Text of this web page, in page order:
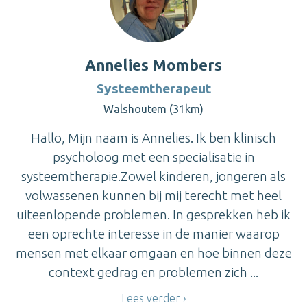
Annelies Mombers
Systeemtherapeut
Walshoutem (31km)
Hallo, Mijn naam is Annelies. Ik ben klinisch
psycholoog met een specialisatie in
systeemtherapie.Zowel kinderen, jongeren als
volwassenen kunnen bij mij terecht met heel
uiteenlopende problemen. In gesprekken heb ik
een oprechte interesse in de manier waarop
mensen met elkaar omgaan en hoe binnen deze
context gedrag en problemen zich ...
Lees verder